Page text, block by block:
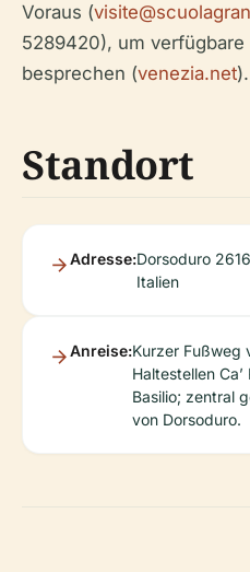
Voraus (
5289420), um verfügbare
besprechen (venezia.net).
Standort
Adresse:Dorsoduro
Italien
Anreise:Kurzer Fußweg
Haltestellen
Basilio; zentral
von Dorsoduro.